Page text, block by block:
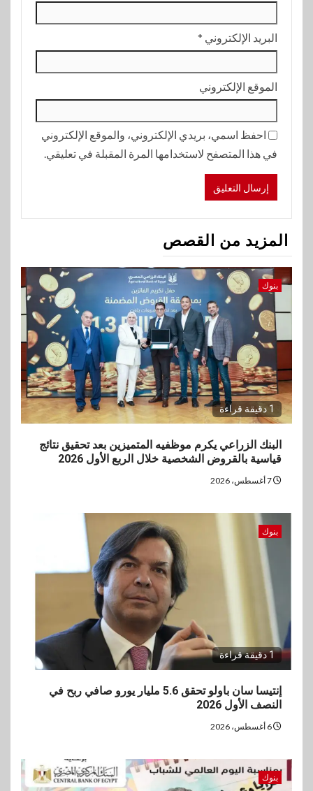
البريد الإلكتروني *
الموقع الإلكتروني
احفظ اسمي، بريدي الإلكتروني، والموقع الإلكتروني
في هذا المتصفح لاستخدامها المرة المقبلة في تعليقي.
المزيد من القصص
بنوك
1 دقيقة قراءة
البنك الزراعي يكرم موظفيه المتميزين بعد تحقيق نتائج
قياسية بالقروض الشخصية خلال الربع الأول 2026
بنوك
1 دقيقة قراءة
إنتيسا سان باولو تحقق 5.6 مليار يورو صافي ربح في
النصف الأول 2026
بنوك